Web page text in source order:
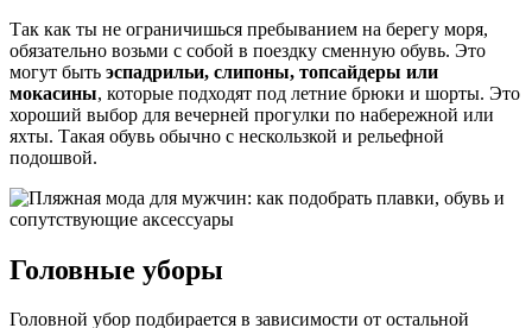
Так как ты не ограничишься пребыванием на берегу моря,
обязательно возьми с собой в поездку сменную обувь. Это
могут быть эспадрильи, слипоны, топсайдеры или
мокасины, которые подходят под летние брюки и шорты. Это
хороший выбор для вечерней прогулки по набережной или
яхты. Такая обувь обычно с нескользкой и рельефной
подошвой.
Головные уборы
Головной убор подбирается в зависимости от остальной